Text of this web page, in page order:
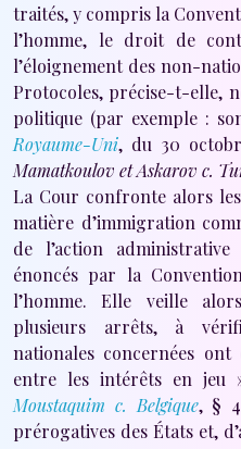
traités, y compris la
l’homme, le droit de
l’éloignement des non-
Protocoles, précise-t-elle,
politique (par exemple :
Royaume-Uni, du 30
Mamatkoulov et Askarov c.
La Cour confronte alors
matière d’immigration
de l’action
énoncés par la
l’homme. Elle veille
plusieurs arrêts, à
nationales concernées
entre les intérêts en jeu
Moustaquim c. Belgique, §
prérogatives des États et,